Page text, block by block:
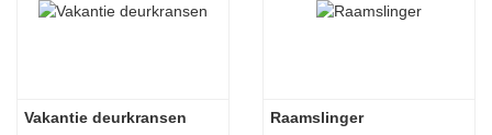
Vakantie deurkransen Raamslinger